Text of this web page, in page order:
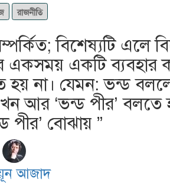
রাজনীতি
বিশেষ্যটি এলে
একসময় একটি ব্যবহার
হয় না। যেমন: ভন্ড
‘ভন্ড পীর’ বলতে
পীর’ বোঝায় ”
আজাদ